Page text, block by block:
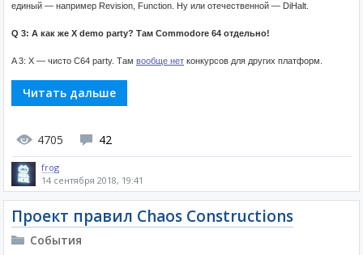
единый — например Revision, Function. Ну или отечественной — DiHalt.
Q 3: А как же X demo party? Там Commodore 64 отдельно!
A 3: X — чисто C64 party. Там вообще нет конкурсов для других платформ.
Читать дальше
4705 42
frog
14 сентября 2018, 19:41
Проект правил Chaos Constructions
События